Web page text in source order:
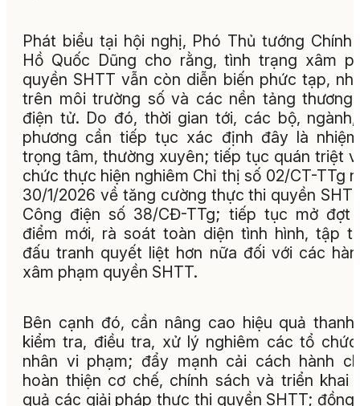
Phát biểu tại hội nghị, Phó Thủ tướng Chính
Hồ Quốc Dũng cho rằng, tình trạng xâm
quyền SHTT vẫn còn diễn biến phức tạp,
trên môi trường số và các nền tảng thương
điện tử. Do đó, thời gian tới, các bộ,
phương cần tiếp tục xác định đây là
trọng tâm, thường xuyên; tiếp tục quán triệt
chức thực hiện nghiêm Chỉ thị số 02/CT-TTg
30/1/2026 về tăng cường thực thi quyền
Công điện số 38/CĐ-TTg; tiếp tục mở đợt
điểm mới, rà soát toàn diện tình hình, tập
đấu tranh quyết liệt hơn nữa đối với các
xâm phạm quyền SHTT.
Bên cạnh đó, cần nâng cao hiệu quả thanh
kiểm tra, điều tra, xử lý nghiêm các tổ
nhân vi phạm; đẩy mạnh cải cách hành
hoàn thiện cơ chế, chính sách và triển khai
quả các giải pháp thực thi quyền SHTT; đồng